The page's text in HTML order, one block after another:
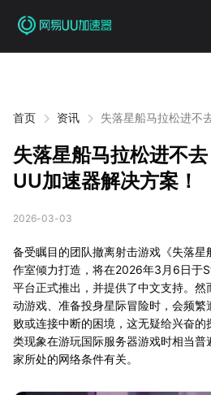
首页 资讯
失落星船马拉松进不
失落星船马拉松进不
UU加速器解决方案！
2026-03-03
备受瞩目的团队撤离射击游戏《失落
作室倾力打造，将在2026年3月6日于
平台正式推出，并提供了中文支持。
动游戏、准备投身星际冒险时，会频
败或连接中断的困境，这无疑给兴奋
类现象在游玩国际服务器游戏时相当
家所处的网络条件有关。